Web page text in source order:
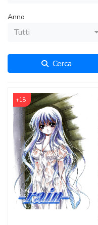
Anno
Tutti
Cerca
+18